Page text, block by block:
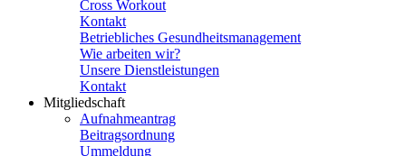
Cross Workout
Kontakt
Betriebliches Gesundheitsmanagement
Wie arbeiten wir?
Unsere Dienstleistungen
Kontakt
Mitgliedschaft
Aufnahmeantrag
Beitragsordnung
Ummeldung